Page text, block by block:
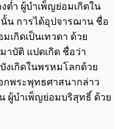
ต่ำ ผู้บำเพ็ญย่อมเกิดใน
น การได้อุปจารฌาน ชื่อ
เกิดเป็นเทวดา ด้วย
าบัติ แปดเกิด ชื่อว่า
งเกิดในพรหมโลกด้วย
พระพุทธศาสนากล่าว
ผู้บำเพ็ญย่อมบริสุทธิ์ ด้วย